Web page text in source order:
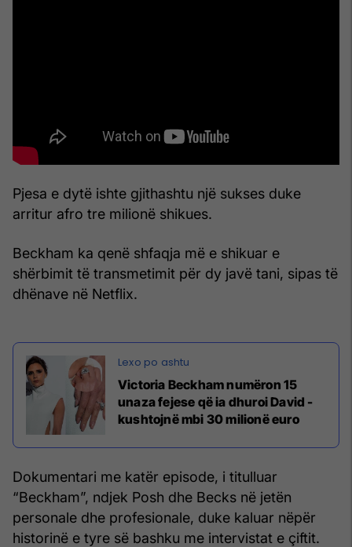
Pjesa e dytë ishte gjithashtu një sukses duke
arritur afro tre milionë shikues.
Beckham ka qenë shfaqja më e shikuar e
shërbimit të transmetimit për dy javë tani, sipas të
dhënave në Netflix.
Victoria Beckham numëron 15
unaza fejese që ia dhuroi David -
kushtojnë mbi 30 milionë euro
Dokumentari me katër episode, i titulluar
“Beckham”, ndjek Posh dhe Becks në jetën
personale dhe profesionale, duke kaluar nëpër
historinë e tyre së bashku me intervistat e çiftit.